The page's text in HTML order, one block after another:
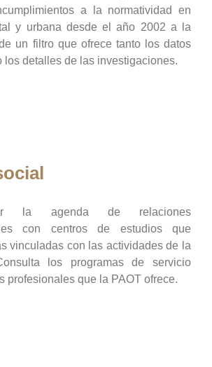
a la normatividad en
y urbana desde el año 2002 a la
un filtro que ofrece tanto los datos
los detalles de las investigaciones.
la agenda de relaciones
con centros de estudios que
vinculadas con las actividades de la
los programas de servicio
profesionales que la PAOT ofrece.